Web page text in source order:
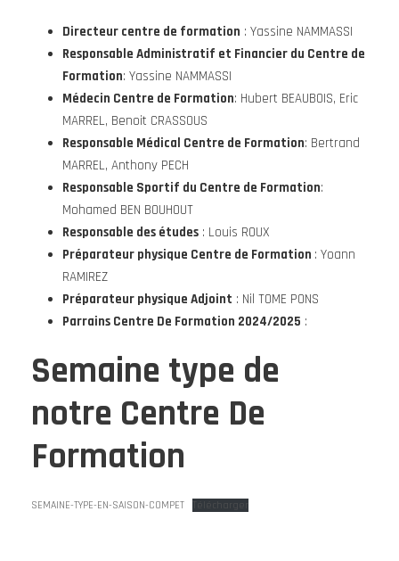
Directeur centre de formation : Yassine NAMMASSI
Responsable Administratif et Financier du Centre de
Formation: Yassine NAMMASSI
Médecin Centre de Formation: Hubert BEAUBOIS, Eric
MARREL, Benoit CRASSOUS
Responsable Médical Centre de Formation: Bertrand
MARREL, Anthony PECH
Responsable Sportif du Centre de Formation:
Mohamed BEN BOUHOUT
Responsable des études : Louis ROUX
Préparateur physique Centre de Formation : Yoann
RAMIREZ
Préparateur physique Adjoint : Nil TOME PONS
Parrains Centre De Formation 2024/2025 :
Semaine type de
notre Centre De
Formation
SEMAINE-TYPE-EN-SAISON-COMPET Télécharger